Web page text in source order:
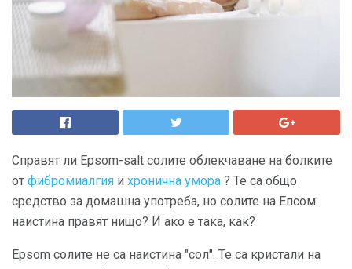
Справят ли Epsom-salt солите облекчаване на болките
от фибромиалгия и хронична умора ? Те са общо
средство за домашна употреба, но солите на Епсом
наистина правят нищо? И ако е така, как?
Epsom солите не са наистина "сол". Те са кристали на